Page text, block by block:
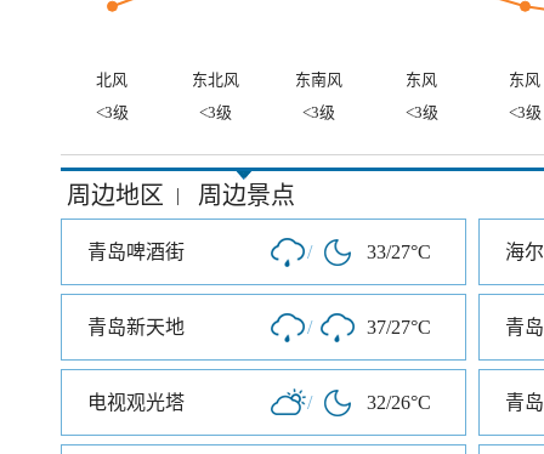
北风 东北风 东南风 东风
东风
<3级
<3级 <3级 <3级 <3级
周边地区 | 周边景点
青岛啤酒街 / 33/27°C 海
青岛新天地 / 37/27°C
电视观光塔 / 32/26°C 青